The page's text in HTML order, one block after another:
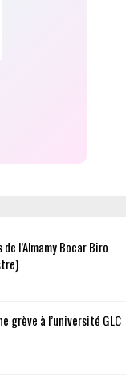
l’Almamy Bocar Biro
grève à l’université GLC